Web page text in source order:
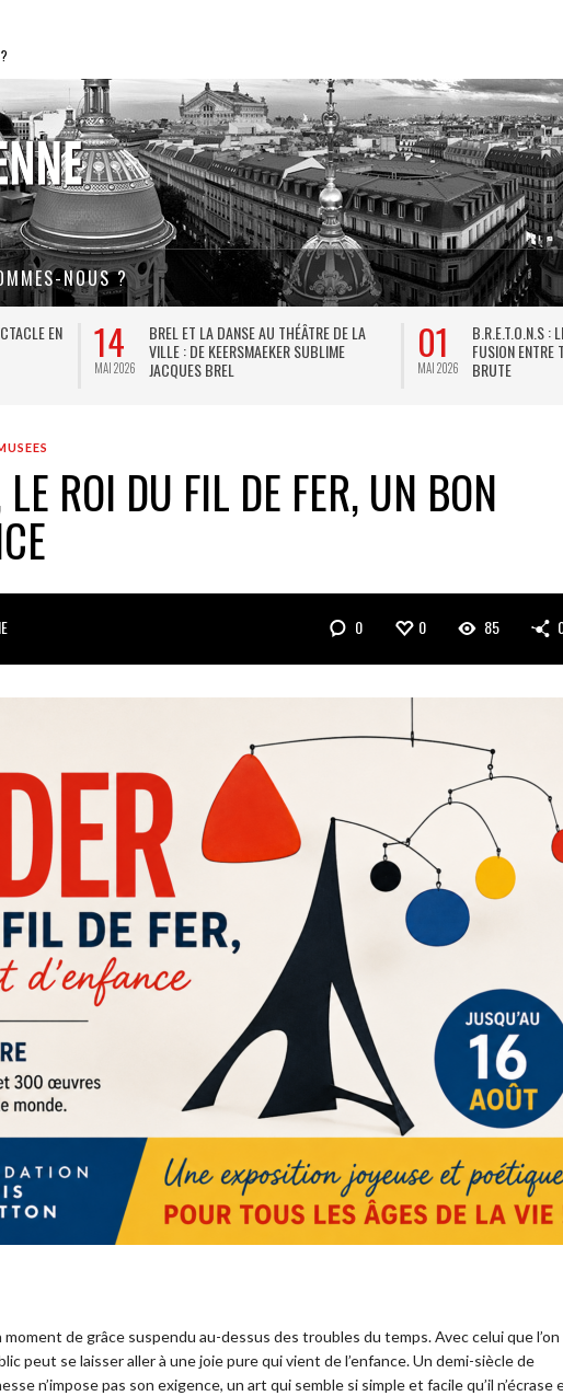
NOUS ?
EN
14
MAI 2026
BREL ET LA DANSE AU THÉÂTRE DE LA
VILLE : DE KEERSMAEKER SUBLIME
JACQUES BREL
01
MAI 2026
B.R.E.T.O.N.S :
FUSION ENTRE
BRUTE
ROI DU FIL DE FER, UN BON
0 0 85
moment de grâce suspendu au-dessus des troubles du temps. Avec celui que l’on
peut se laisser aller à une joie pure qui vient de l’enfance. Un demi-siècle de
n’impose pas son exigence, un art qui semble si simple et facile qu’il n’écrase